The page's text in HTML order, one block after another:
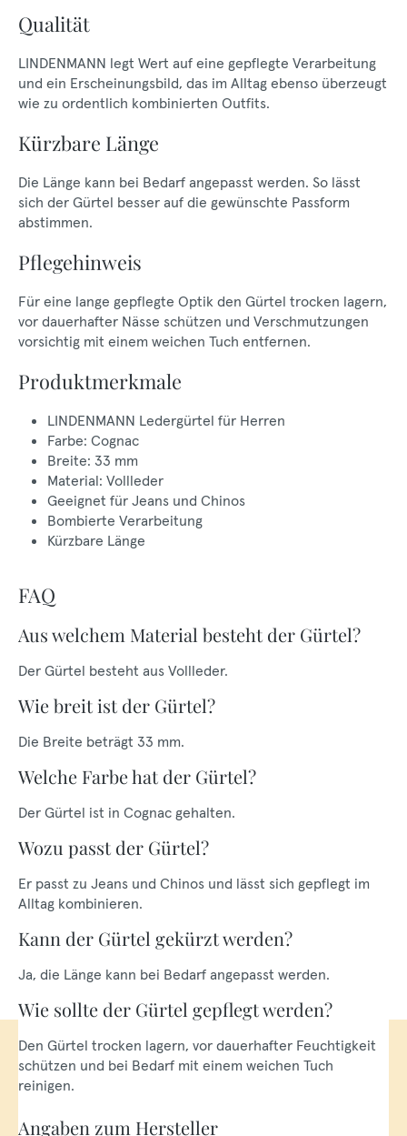
Qualität
LINDENMANN legt Wert auf eine gepflegte Verarbeitung
und ein Erscheinungsbild, das im Alltag ebenso überzeugt
wie zu ordentlich kombinierten Outfits.
Kürzbare Länge
Die Länge kann bei Bedarf angepasst werden. So lässt
sich der Gürtel besser auf die gewünschte Passform
abstimmen.
Pflegehinweis
Für eine lange gepflegte Optik den Gürtel trocken lagern,
vor dauerhafter Nässe schützen und Verschmutzungen
vorsichtig mit einem weichen Tuch entfernen.
Produktmerkmale
LINDENMANN Ledergürtel für Herren
Farbe: Cognac
Breite: 33 mm
Material: Vollleder
Geeignet für Jeans und Chinos
Bombierte Verarbeitung
Kürzbare Länge
FAQ
Aus welchem Material besteht der Gürtel?
Der Gürtel besteht aus Vollleder.
Wie breit ist der Gürtel?
Die Breite beträgt 33 mm.
Welche Farbe hat der Gürtel?
Der Gürtel ist in Cognac gehalten.
Wozu passt der Gürtel?
Er passt zu Jeans und Chinos und lässt sich gepflegt im
Alltag kombinieren.
Kann der Gürtel gekürzt werden?
Ja, die Länge kann bei Bedarf angepasst werden.
Wie sollte der Gürtel gepflegt werden?
Den Gürtel trocken lagern, vor dauerhafter Feuchtigkeit
schützen und bei Bedarf mit einem weichen Tuch
reinigen.
Angaben zum Hersteller